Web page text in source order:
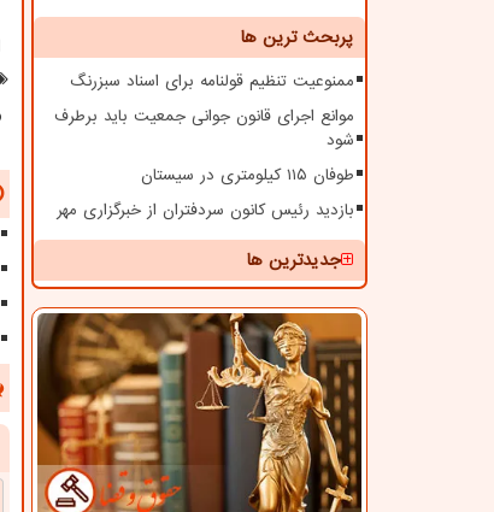
پربحث ترین ها
ممنوعیت تنظیم قولنامه برای اسناد سبزرنگ
موانع اجرای قانون جوانی جمعیت باید برطرف
شود
طوفان ۱۱۵ کیلومتری در سیستان
بازدید رئیس کانون سردفتران از خبرگزاری مهر
جدیدترین ها